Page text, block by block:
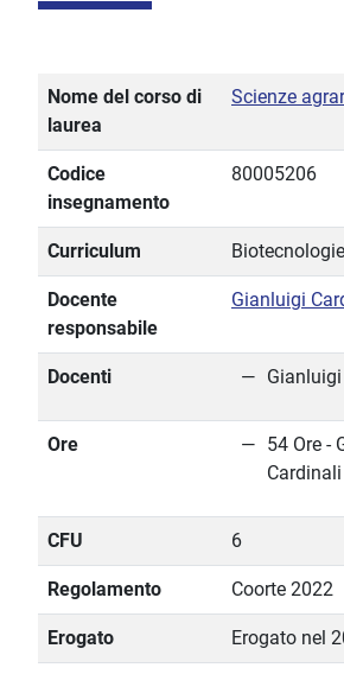
Nome del corso di
laurea
Scienze
Codice
insegnamento
80005206
Curriculum Biotecnologie
Docente
responsabile
Gianluigi
Docenti
Ore
54 Ore -
Cardinali
CFU 6
Regolamento Coorte 2022
Erogato Erogato nel